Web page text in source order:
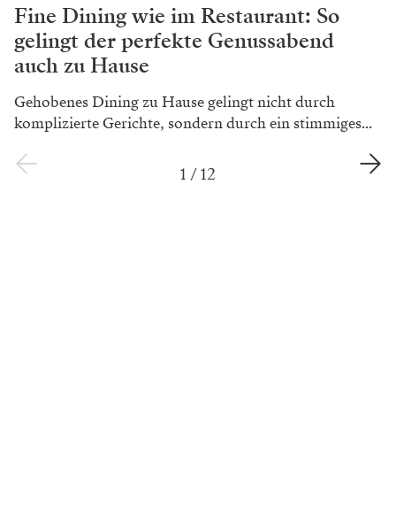
Fine Dining wie im Restaurant: So
gelingt der perfekte Genussabend
auch zu Hause
Gehobenes Dining zu Hause gelingt nicht durch
komplizierte Gerichte, sondern durch ein stimmiges...
1 /12